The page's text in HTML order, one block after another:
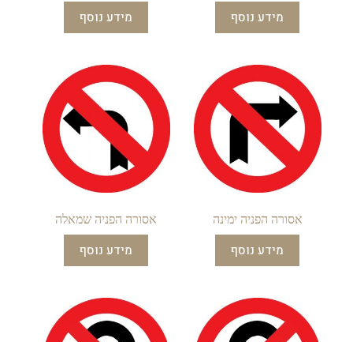
מידע נוסף מידע נוסף
אסורה הפניה ימינה
מידע נוסף
אסורה הפניה שמאלה
מידע נוסף